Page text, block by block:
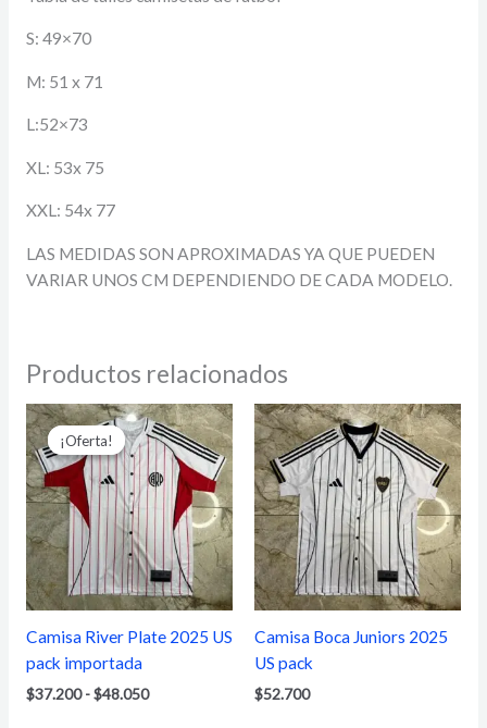
S: 49×70
M: 51 x 71
L:52×73
XL: 53x 75
XXL: 54x 77
LAS MEDIDAS SON APROXIMADAS YA QUE PUEDEN
VARIAR UNOS CM DEPENDIENDO DE CADA MODELO.
Productos relacionados
¡Oferta!
¡Oferta!
Camisa River Plate 2025 US
pack importada
$37.200 -$48.050
Rango
de
precios:
desde
$37.200
hasta
$48.050
Camisa Boca Juniors 2025
US pack
$52.700